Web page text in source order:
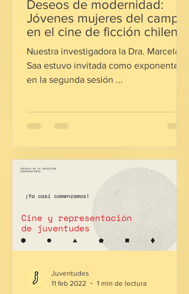
Deseos de modernidad:
Jóvenes mujeres del campo
en el cine de ficción chileno
del siglo XX.
Nuestra investigadora la Dra. Marcela
Saa estuvo invitada como exponente
en la segunda sesión ...
Juventudes
11 feb 2022
1 min de lectura